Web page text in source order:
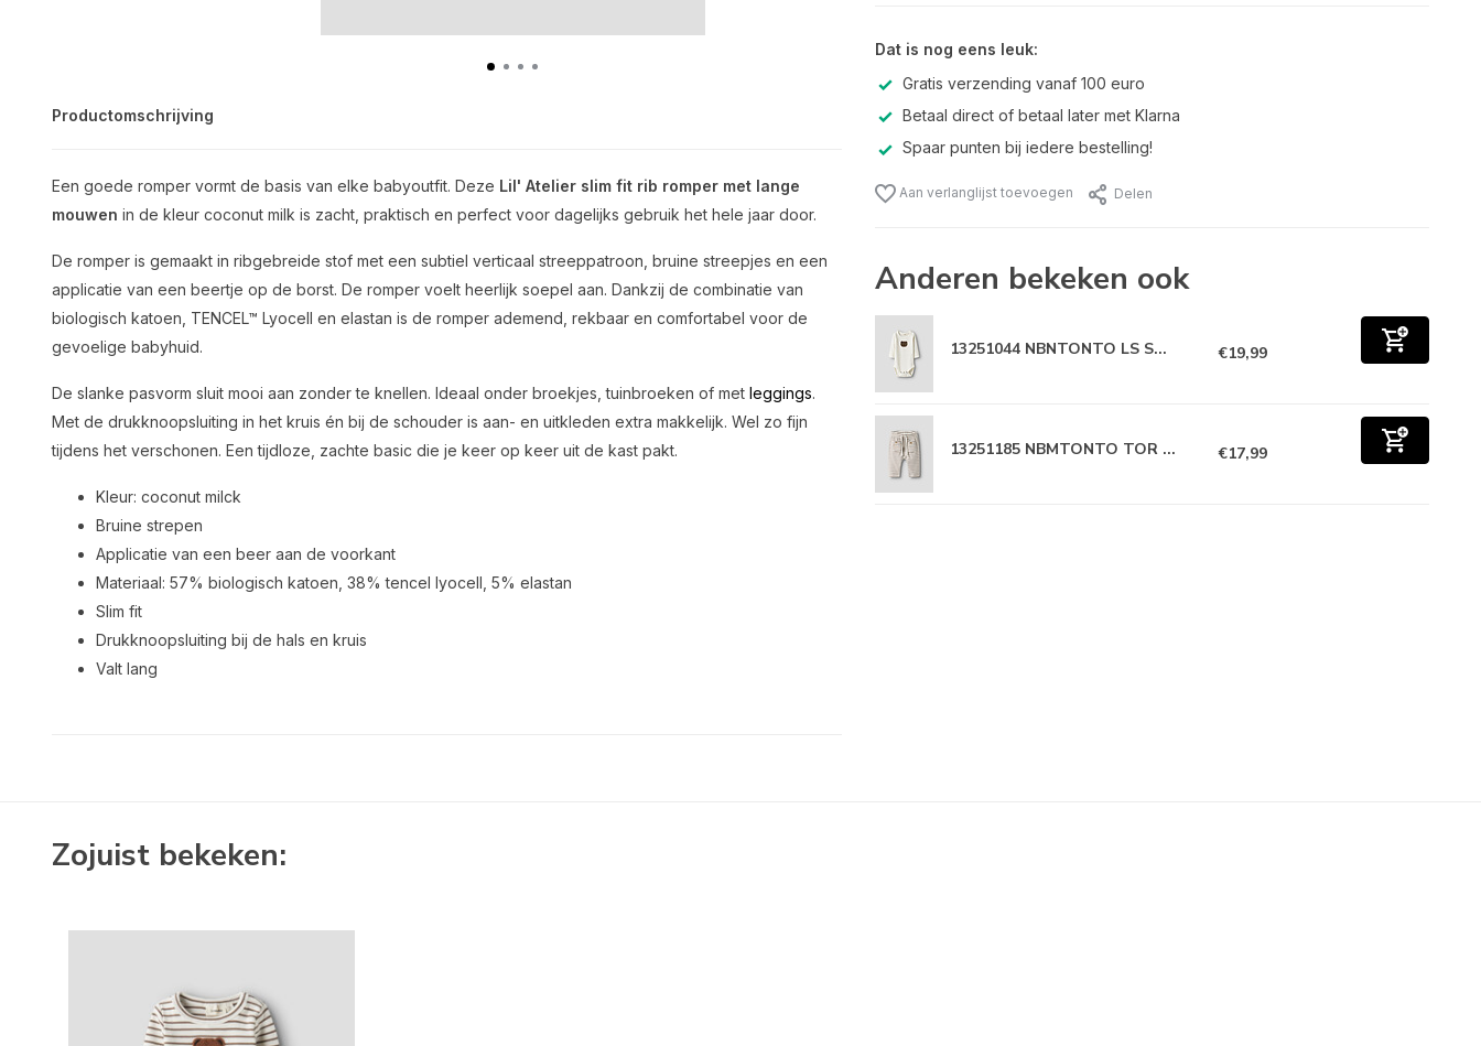
Productomschrijving
Een goede romper vormt de basis van elke babyoutfit. Deze Lil' Atelier slim fit rib romper met lange
mouwen in de kleur coconut milk is zacht, praktisch en perfect voor dagelijks gebruik het hele jaar door.
De romper is gemaakt in ribgebreide stof met een subtiel verticaal streeppatroon, bruine streepjes en een
applicatie van een beertje op de borst. De romper voelt heerlijk soepel aan. Dankzij de combinatie van
biologisch katoen, TENCEL™ Lyocell en elastan is de romper ademend, rekbaar en comfortabel voor de
gevoelige babyhuid.
De slanke pasvorm sluit mooi aan zonder te knellen. Ideaal onder broekjes, tuinbroeken of met leggings.
Met de drukknoopsluiting in het kruis én bij de schouder is aan- en uitkleden extra makkelijk. Wel zo fijn
tijdens het verschonen. Een tijdloze, zachte basic die je keer op keer uit de kast pakt.
Kleur: coconut milck
Bruine strepen
Applicatie van een beer aan de voorkant
Materiaal: 57% biologisch katoen, 38% tencel lyocell, 5% elastan
Slim fit
Drukknoopsluiting bij de hals en kruis
Valt lang
Dat is nog eens leuk:
Gratis verzending vanaf 100 euro
Betaal direct of betaal later met Klarna
Spaar punten bij iedere bestelling!
Aan verlanglijst toevoegen Delen
Anderen bekeken ook
13251044 NBNTONTO LS S... €19,99
13251185 NBMTONTO TOR ... €17,99
Zojuist bekeken: